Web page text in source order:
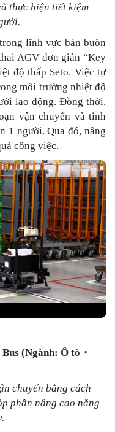
thực hiện tiết kiệm
lĩnh vực bán buôn
AGV đơn giản “Key
độ thấp Seto. Việc tự
môi trường nhiệt độ
lao động. Đồng thời,
vận chuyển và tinh
1 người. Qua đó, nâng
công việc.
(Ngành: Ô tô ・
chuyển bằng cách
phần nâng cao năng